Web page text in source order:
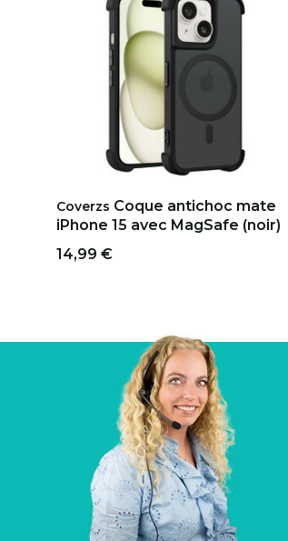
Coverzs Coque antichoc mate
iPhone 15 avec MagSafe (noir)
14,99 €